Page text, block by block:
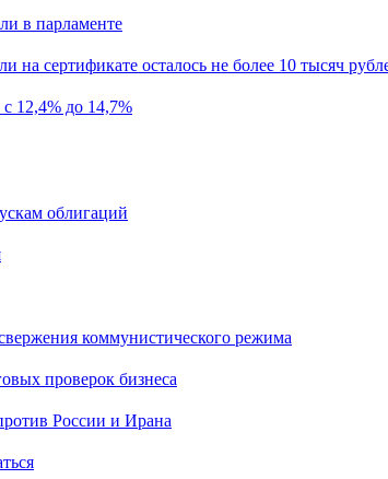
в парламенте
на сертификате осталось не более 10 тысяч
12,4% до 14,7%
облигаций
коммунистического режима
проверок бизнеса
России и Ирана